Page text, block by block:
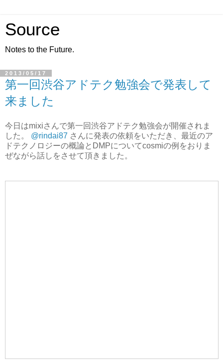
Source
Notes to the Future.
2013/05/17
第一回渋谷アドテク勉強会で発表して
来ました
今日はmixiさんで第一回渋谷アドテク勉強会が開催されま
した。 @rindai87 さんに発表の依頼をいただき、最近のア
ドテクノロジーの概論とDMPについてcosmiの例をおりま
ぜながら話しをさせて頂きました。